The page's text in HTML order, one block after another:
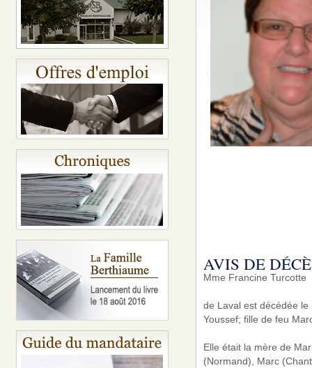
AVIS DE
Mme Francine Turcotte
de Laval est décédée
Youssef; fille de feu
Elle était la mère de
(Normand), Marc